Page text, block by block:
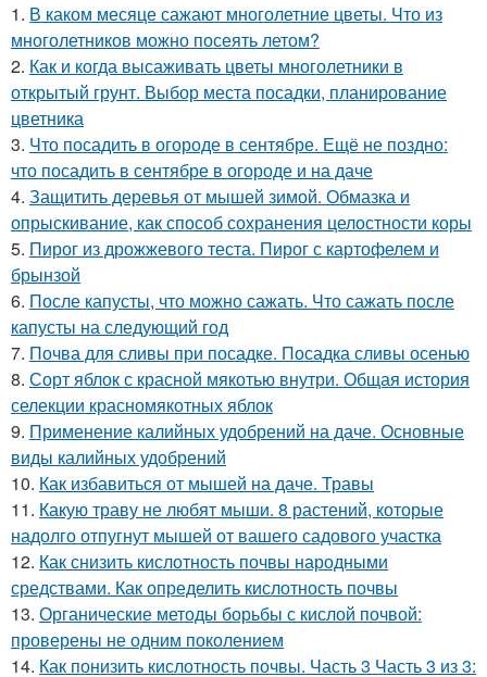
1. В каком месяце сажают многолетние цветы. Что из
многолетников можно посеять летом?
2. Как и когда высаживать цветы многолетники в
открытый грунт. Выбор места посадки, планирование
цветника
3. Что посадить в огороде в сентябре. Ещё не поздно:
что посадить в сентябре в огороде и на даче
4. Защитить деревья от мышей зимой. Обмазка и
опрыскивание, как способ сохранения целостности коры
5. Пирог из дрожжевого теста. Пирог с картофелем и
брынзой
6. После капусты, что можно сажать. Что сажать после
капусты на следующий год
7. Почва для сливы при посадке. Посадка сливы осенью
8. Сорт яблок с красной мякотью внутри. Общая история
селекции красномякотных яблок
9. Применение калийных удобрений на даче. Основные
виды калийных удобрений
10. Как избавиться от мышей на даче. Травы
11. Какую траву не любят мыши. 8 растений, которые
надолго отпугнут мышей от вашего садового участка
12. Как снизить кислотность почвы народными
средствами. Как определить кислотность почвы
13. Органические методы борьбы с кислой почвой:
проверены не одним поколением
14. Как понизить кислотность почвы. Часть 3 Часть 3 из 3: